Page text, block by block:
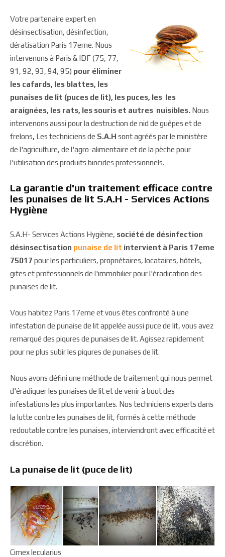
Votre partenaire expert en
désinsectisation, désinfection,
dératisation Paris 17eme. Nous
intervenons à Paris & IDF (75, 77,
91, 92, 93, 94, 95) pour éliminer
les cafards, les blattes, les
punaises de lit (puces de lit), les puces, les les
araignées, les rats, les souris et autres nuisibles. Nous
intervenons aussi pour la destruction de nid de guêpes et de
frelons, Les techniciens de S.A.H sont agréés par le ministère
de l'agriculture, de l'agro-alimentaire et de la pèche pour
l'utilisation des produits biocides professionnels.
La garantie d'un traitement efficace contre
les punaises de lit S.A.H - Services Actions
Hygiène
S.A.H- Services Actions Hygiène, société de désinfection
désinsectisation punaise de lit intervient à Paris 17eme
75017 pour les particuliers, propriétaires, locataires, hôtels,
gites et professionnels de l'immobilier pour l'éradication des
punaises de lit.
Vous habitez Paris 17eme et vous êtes confronté à une
infestation de punaise de lit appelée aussi puce de lit, vous avez
remarqué des piqures de punaises de lit. Agissez rapidement
pour ne plus subir les piqures de punaises de lit.
Nous avons défini une méthode de traitement qui nous permet
d'éradiquer les punaises de lit et de venir à bout des
infestations les plus importantes. Nos techniciens experts dans
la lutte contre les punaises de lit, formés à cette méthode
redoutable contre les punaises, interviendront avec efficacité et
discrétion.
La punaise de lit (puce de lit)
Cimex lecularius